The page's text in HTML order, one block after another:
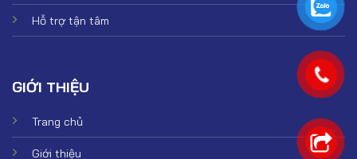
Hỗ trợ tận tâm
GIỚI THIỆU
Trang chủ
Giới thiệu